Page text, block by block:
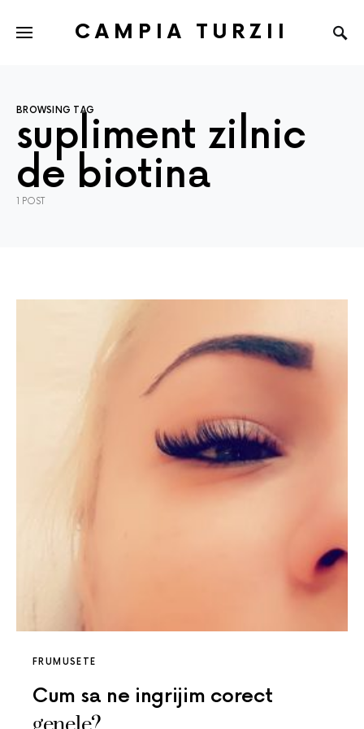
CAMPIA TURZII
BROWSING TAG
supliment zilnic
de biotina
1 POST
FRUMUSETE
Cum sa ne ingrijim corect